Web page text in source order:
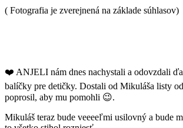
( Fotografia je zverejnená na základe súhlasov)
❤️ ANJELI nám dnes nachystali a odovzdali
balíčky pre detičky. Dostali od Mikuláša listy
poprosil, aby mu pomohli 😉.
Mikuláš teraz bude veeeeľmi usilovný a bude